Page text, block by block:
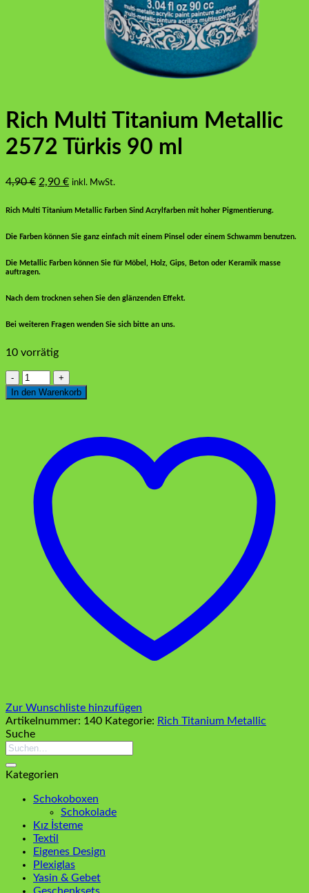
Rich Multi Titanium Metallic
2572 Türkis 90 ml
4,90€ Ursprünglicher
war:
2,90 €Aktueller
ist:
inkl. MwSt.
Rich Multi Titanium Metallic Farben Sind Acrylfarben mit hoher Pigmentierung.
Die Farben können Sie ganz einfach mit einem Pinsel oder einem Schwamm benutzen.
Die Metallic Farben können Sie für Möbel, Holz, Gips, Beton oder Keramik masse
auftragen.
Nach dem trocknen sehen Sie den glänzenden Effekt.
Bei weiteren Fragen wenden Sie sich bitte an uns.
10 vorrätig
Rich
Multi
Titanium
Menge
In den Warenkorb
Zur Wunschliste hinzufügen
Artikelnummer: 140 Kategorie: Rich Titanium Metallic
Suche
Suchen
Kategorien
Schokoboxen
Schokolade
Kız İsteme
Textil
Eigenes Design
Plexiglas
Yasin & Gebet
Geschenksets